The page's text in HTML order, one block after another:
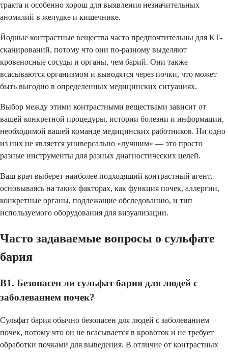
тракта и особенно хорош для выявления незначительных
аномалий в желудке и кишечнике.
Йодные контрастные вещества часто предпочтительны для КТ-
сканирований, потому что они по-разному выделяют
кровеносные сосуды и органы, чем барий. Они также
всасываются организмом и выводятся через почки, что может
быть выгодно в определенных медицинских ситуациях.
Выбор между этими контрастными веществами зависит от
вашей конкретной процедуры, истории болезни и информации,
необходимой вашей команде медицинских работников. Ни одно
из них не является универсально «лучшим» — это просто
разные инструменты для разных диагностических целей.
Ваш врач выберет наиболее подходящий контрастный агент,
основываясь на таких факторах, как функция почек, аллергии,
конкретные органы, подлежащие обследованию, и тип
используемого оборудования для визуализации.
Часто задаваемые вопросы о сульфате
бария
В1. Безопасен ли сульфат бария для людей с
заболеванием почек?
Сульфат бария обычно безопасен для людей с заболеванием
почек, потому что он не всасывается в кровоток и не требует
обработки почками для выведения. В отличие от контрастных